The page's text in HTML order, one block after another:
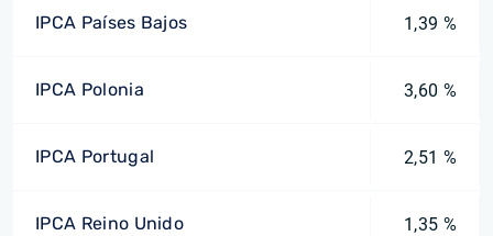
IPCA Países Bajos 1,39 %
IPCA Polonia 3,60 %
IPCA Portugal 2,51 %
IPCA Reino Unido 1,35 %